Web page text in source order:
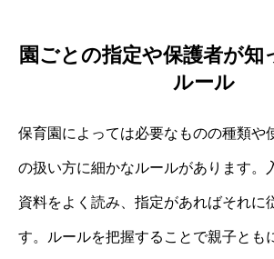
園ごとの指定や保護者が知
ルール
保育園によっては必要なものの種類や
の扱い方に細かなルールがあります。
資料をよく読み、指定があればそれに
す。ルールを把握することで親子とも